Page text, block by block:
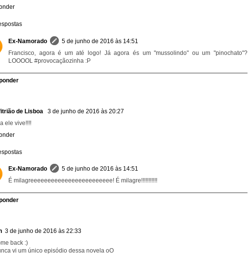
Ex-Namorado
5 de junho de 2016 às 14:51
Francisco, agora é um até logo! Já agora és um "mussolindo" ou um "pinochato"?
LOOOOL #provocaçãozinha :P
de Lisboa
3 de junho de 2016 às 20:27
ele vive!!!!
Ex-Namorado
5 de junho de 2016 às 14:51
É milagreeeeeeeeeeeeeeeeeeeeeeee! É milagre!!!!!!!!!!!
3 de junho de 2016 às 22:33
back :)
vi um único episódio dessa novela oO